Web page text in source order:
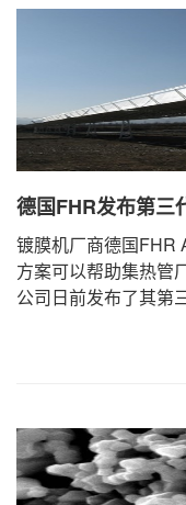
德国FHR发布第三
镀膜机厂商德国FHR
方案可以帮助集热管
公司日前发布了其第